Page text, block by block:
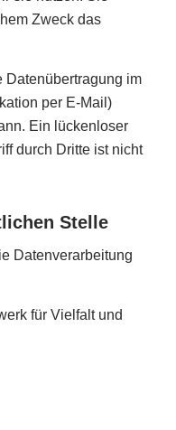
Zweck das
Datenübertragung im
per E-Mail)
Ein lückenloser
durch Dritte ist nicht
Stelle
Datenverarbeitung
für Vielfalt und